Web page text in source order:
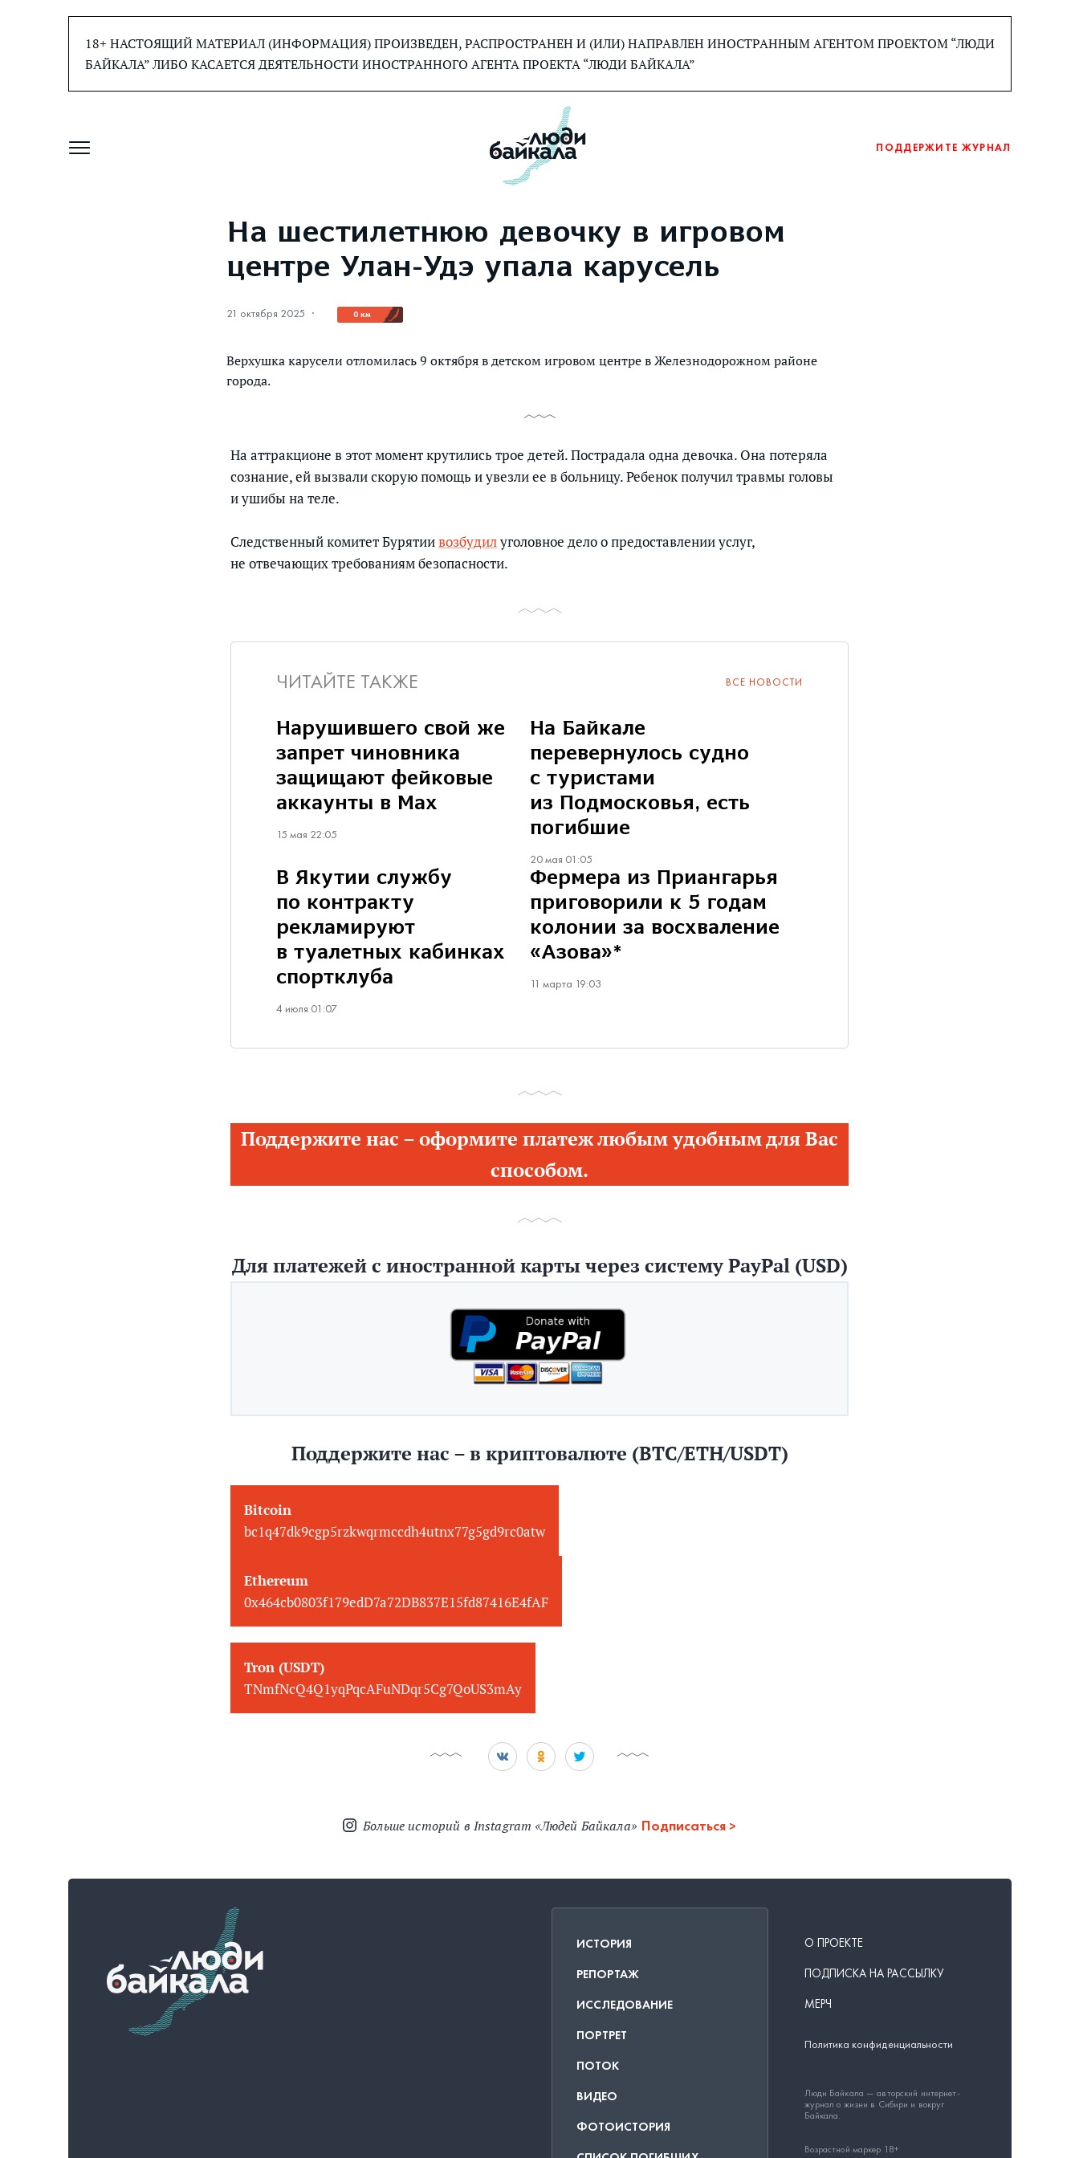
18+ НАСТОЯЩИЙ МАТЕРИАЛ (ИНФОРМАЦИЯ) ПРОИЗВЕДЕН, РАСПРОСТРАНЕН И (ИЛИ) НАПРАВЛЕН ИНОСТРАННЫМ АГЕНТОМ ПРОЕКТОМ “ЛЮДИ
БАЙКАЛА” ЛИБО КАСАЕТСЯ ДЕЯТЕЛЬНОСТИ ИНОСТРАННОГО АГЕНТА ПРОЕКТА “ЛЮДИ БАЙКАЛА”
ПОДДЕРЖИТЕ ЖУРНАЛ
На шестилетнюю девочку в игровом
центре Улан-Удэ упала карусель
21 октября 2025 · 0 км
Верхушка карусели отломилась 9 октября в детском игровом центре в Железнодорожном районе
города.
На аттракционе в этот момент крутились трое детей. Пострадала одна девочка. Она потеряла
сознание, ей вызвали скорую помощь и увезли ее в больницу. Ребенок получил травмы головы
и ушибы на теле.
Следственный комитет Бурятиивозбудилуголовное дело о предоставлении услуг,
не отвечающих требованиям безопасности.
ЧИТАЙТЕ ТАКЖЕ ВСЕ НОВОСТИ
Нарушившего свой же
запрет чиновника
защищают фейковые
аккаунты в Max
15 мая 22:05
На Байкале
перевернулось судно
с туристами
из Подмосковья, есть
погибшие
20 мая 01:05
В Якутии службу
по контракту
рекламируют
в туалетных кабинках
спортклуба
4 июля 01:07
Фермера из Приангарья
приговорили к 5 годам
колонии за восхваление
«Азова»*
11 марта 19:03
Поддержите нас – оформите платеж любым удобным для Вас
способом.
Для платежей с иностранной карты через систему PayPal (USD)
Поддержите нас – в криптовалюте (BTC/ETH/USDT)
Bitcoin
bc1q47dk9cgp5rzkwqrmccdh4utnx77g5gd9rc0atw
Ethereum
0x464cb0803f179edD7a72DB837E15fd87416E4fAF
Tron (USDT)
TNmfNcQ4Q1yqPqcAFuNDqr5Cg7QoUS3mAy
Больше историй в Instagram «Людей Байкала» Подписаться
ИСТОРИЯ
РЕПОРТАЖ
ИССЛЕДОВАНИЕ
ПОРТРЕТ
ПОТОК
ВИДЕО
ФОТОИСТОРИЯ
О ПРОЕКТЕ
ПОДПИСКА НА РАССЫЛКУ
МЕРЧ
Политика конфиденциальности
Люди Байкала — авторский интернет-
журнал о жизни в Сибири и вокруг
Байкала.
Возрастной маркер 18+